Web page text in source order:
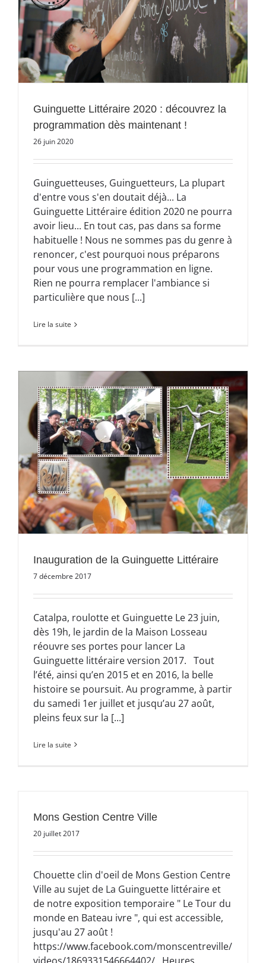
Guinguette Littéraire 2020 : découvrez la
programmation dès maintenant !
26 juin 2020
Guinguetteuses, Guinguetteurs, La plupart
d'entre vous s'en doutait déjà... La
Guinguette Littéraire édition 2020 ne pourra
avoir lieu... En tout cas, pas dans sa forme
habituelle ! Nous ne sommes pas du genre à
renoncer, c'est pourquoi nous préparons
pour vous une programmation en ligne.
Rien ne pourra remplacer l'ambiance si
particulière que nous [...]
Lire la suite
Inauguration de la Guinguette Littéraire
7 décembre 2017
Catalpa, roulotte et Guinguette Le 23 juin,
dès 19h, le jardin de la Maison Losseau
réouvre ses portes pour lancer La
Guinguette littéraire version 2017. Tout
l’été, ainsi qu’en 2015 et en 2016, la belle
histoire se poursuit. Au programme, à partir
du samedi 1er juillet et jusqu’au 27 août,
pleins feux sur la [...]
Lire la suite
Mons Gestion Centre Ville
20 juillet 2017
Chouette clin d'oeil de Mons Gestion Centre
Ville au sujet de La Guinguette littéraire et
de notre exposition temporaire " Le Tour du
monde en Bateau ivre ", qui est accessible,
jusqu'au 27 août !
https://www.facebook.com/monscentreville/